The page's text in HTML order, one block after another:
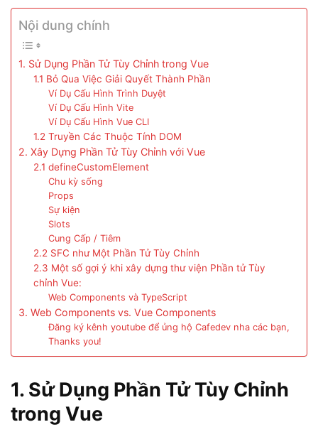
Nội dung chính
1. Sử Dụng Phần Tử Tùy Chỉnh trong Vue
1.1 Bỏ Qua Việc Giải Quyết Thành Phần
Ví Dụ Cấu Hình Trình Duyệt
Ví Dụ Cấu Hình Vite
Ví Dụ Cấu Hình Vue CLI
1.2 Truyền Các Thuộc Tính DOM
2. Xây Dựng Phần Tử Tùy Chỉnh với Vue
2.1 defineCustomElement
Chu kỳ sống
Props
Sự kiện
Slots
Cung Cấp / Tiêm
2.2 SFC như Một Phần Tử Tùy Chỉnh
2.3 Một số gợi ý khi xây dựng thư viện Phần tử Tùy
chỉnh Vue​:
Web Components và TypeScript
3. Web Components vs. Vue Components
Đăng ký kênh youtube để ủng hộ Cafedev nha các bạn,
Thanks you!
1. Sử Dụng Phần Tử Tùy Chỉnh
trong Vue